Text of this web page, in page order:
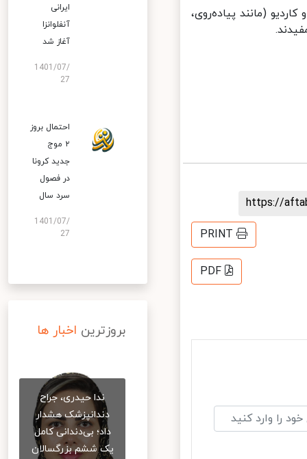
(مانند پیاده‌روی،
https://
PRINT
PDF
ایرانی
آنفلوانزا
آغاز شد
1401/07/
27
احتمال بروز
۲ موج
جدید کرونا
در فصول
سرد سال
1401/07/
27
بروزترین اخبار ها
ندا حیدری، جراح
دندانپزشک هشدار
داد؛ بی‌دندانی کامل
یک ششم بزرگسالان